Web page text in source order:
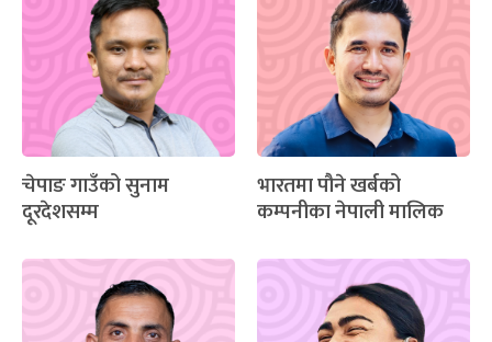
चेपाङ गाउँको सुनाम
दूरदेशसम्म
भारतमा पौने खर्बको
कम्पनीका नेपाली मालिक